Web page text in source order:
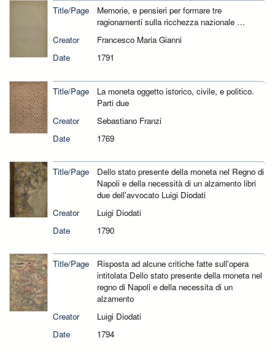
Title/Page
Memorie, e pensieri per formare tre
ragionamenti sulla ricchezza nazionale …
Creator
Francesco Maria Gianni
Date
1791
Title/Page
La moneta oggetto istorico, civile, e politico.
Parti due
Creator
Sebastiano Franzi
Date
1769
Title/Page
Dello stato presente della moneta nel Regno di
Napoli e della necessità di un alzamento libri
due dell'avvocato Luigi Diodati
Creator
Luigi Diodati
Date
1790
Title/Page
Risposta ad alcune critiche fatte sull'opera
intitolata Dello stato presente della moneta nel
regno di Napoli e della necessita di un
alzamento
Creator
Luigi Diodati
Date
1794